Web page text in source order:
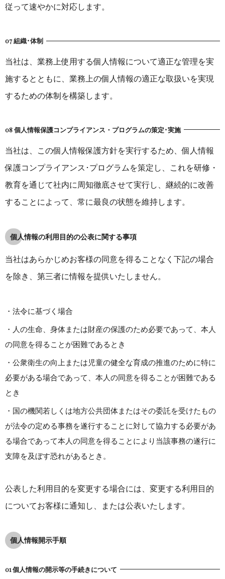
従って速やかに対応します。
07 組織･体制
当社は、業務上使用する個人情報について適正な管理を実
施するとともに、業務上の個人情報の適正な取扱いを実現
するための体制を構築します。
08 個人情報保護コンプライアンス・プログラムの策定･実施
当社は、この個人情報保護方針を実行するため、個人情報
保護コンプライアンス･プログラムを策定し、これを研修・
教育を通じて社内に周知徹底させて実行し、継続的に改善
することによって、常に最良の状態を維持します。
個人情報の利用目的の公表に関する事項
当社はあらかじめお客様の同意を得ることなく下記の場合
を除き、第三者に情報を提供いたしません。
・法令に基づく場合
・人の生命、身体または財産の保護のため必要であって、本人
の同意を得ることが困難であるとき
・公衆衛生の向上または児童の健全な育成の推進のために特に
必要がある場合であって、本人の同意を得ることが困難である
とき
・国の機関若しくは地方公共団体またはその委託を受けたもの
が法令の定める事務を遂行することに対して協力する必要があ
る場合であって本人の同意を得ることにより当該事務の遂行に
支障を及ぼす恐れがあるとき。
公表した利用目的を変更する場合には、変更する利用目的
についてお客様に通知し、または公表いたします。
個人情報開示手順
01 個人情報の開示等の手続きについて